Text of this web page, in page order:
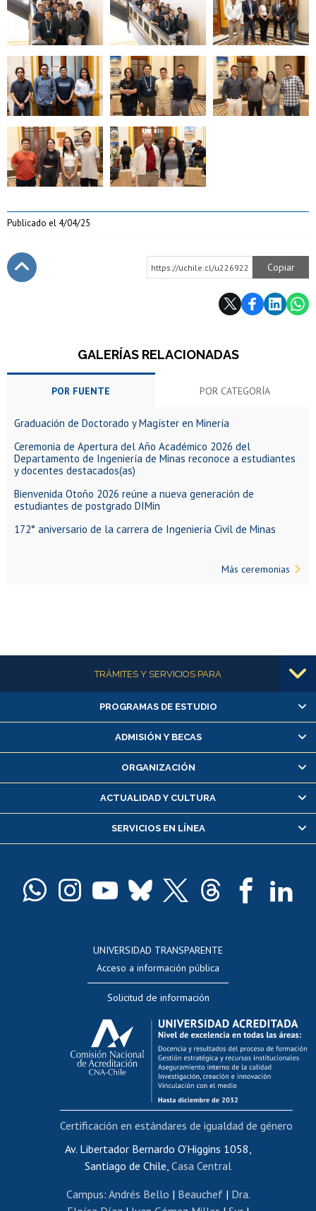
Zoom Zoom Zoom
Zoom Zoom
Publicado el 4/04/25
https://uchile.cl/u226922 Copiar
GALERÍAS RELACIONADAS
POR FUENTE POR CATEGORÍA
Graduación de Doctorado y Magíster en Minería
Ceremonia de Apertura del Año Académico 2026 del
Departamento de Ingeniería de Minas reconoce a estudiantes
y docentes destacados(as)
Bienvenida Otoño 2026 reúne a nueva generación de
estudiantes de postgrado DIMin
172° aniversario de la carrera de Ingeniería Civil de Minas
Más ceremonias
Más informaciónTRÁMITES Y SERVICIOS PARA
Alumnas/os y exalumnas/os
Matrícula en línea
Inscripción y cambio de asignaturas
Consulta y certificado de notas
Servicio médico y dental
Pago de arancel y crédito alumnos
Docentes
Evaluación docente
Calificación académica
Postulación al AUCAI
Funcionarias/os
Cursos internos de capacitación
Bienestar del personal
Portal de movilidad interna
Certificado de renta
Certificado de renta honorarios
Editar páginas blancas
PROGRAMAS DE ESTUDIO
ADMISIÓN Y BECAS
ORGANIZACIÓN
ACTUALIDAD Y CULTURA
SERVICIOS EN LÍNEA
UNIVERSIDAD TRANSPARENTE
Acceso a información pública
Solicitud de información
Av. Libertador Bernardo O'Higgins 1058,
Santiago de Chile, Casa Central
Campus: Andrés Bello | Beauchef| Dra.
Certificación en estándares de igualdad de género